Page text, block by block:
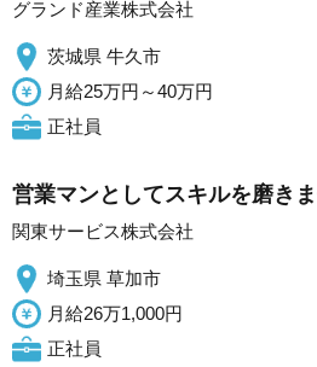
グランド産業株式会社
茨城県 牛久市
月給25万円～40万円
正社員
営業マンとしてスキルを磨き
関東サービス株式会社
埼玉県 草加市
月給26万1,000円
正社員